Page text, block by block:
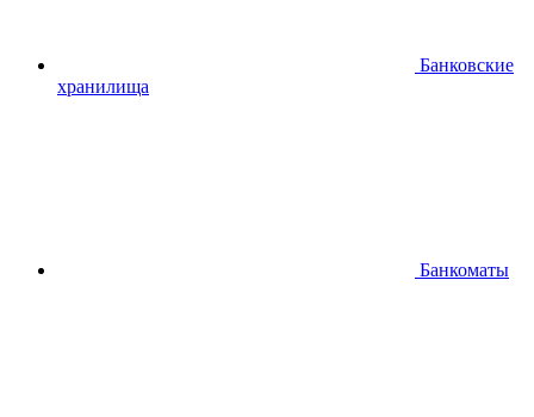
Банковские
хранилища
Банкоматы